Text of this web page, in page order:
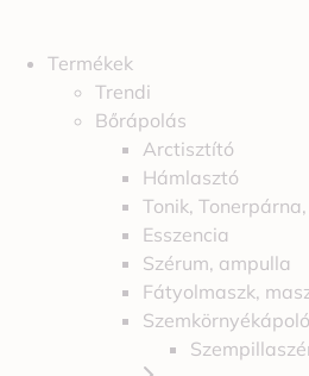
Termékek
Trendi
Bőrápolás
Arctisztító
Hámlasztó
Tonik,
Esszencia
Szérum, ampulla
Fátyolmaszk,
Szemkörnyékápoló